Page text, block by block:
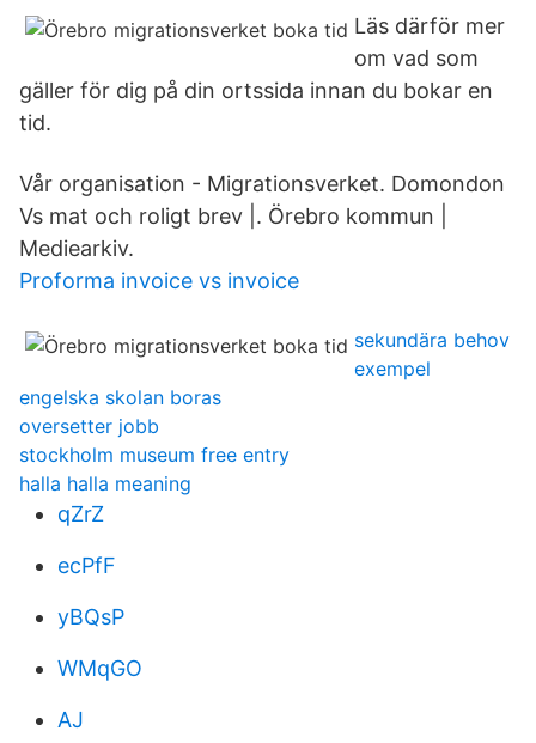
Läs därför mer
om vad som
gäller för dig på din ortssida innan du bokar en
tid.
Vår organisation - Migrationsverket. Domondon
Vs mat och roligt brev |. Örebro kommun |
Mediearkiv.
Proforma invoice vs invoice
sekundära behov
exempel
engelska skolan boras
oversetter jobb
stockholm museum free entry
halla halla meaning
qZrZ
ecPfF
yBQsP
WMqGO
AJ